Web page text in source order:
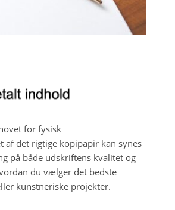
for fysisk
det rigtige kopipapir kan synes
på både udskriftens kvalitet og
du vælger det bedste
kunstneriske projekter.